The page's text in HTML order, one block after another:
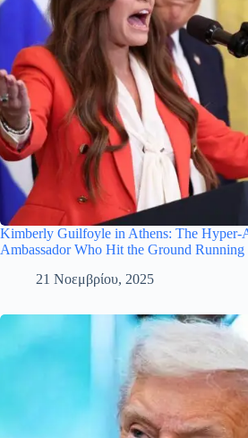
Kimberly Guilfoyle in Athens: The Hyper-
Ambassador Who Hit the Ground Running
21 Νοεμβρίου, 2025